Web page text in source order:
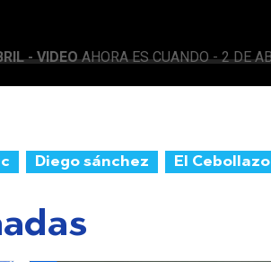
Diego sánchez El Cebollazo